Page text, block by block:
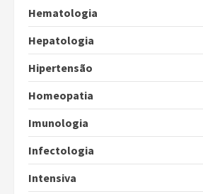
Hematologia
Hepatologia
Hipertensão
Homeopatia
Imunologia
Infectologia
Intensiva